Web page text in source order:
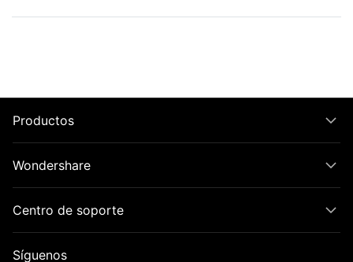
Productos
Wondershare
Centro de soporte
Síguenos